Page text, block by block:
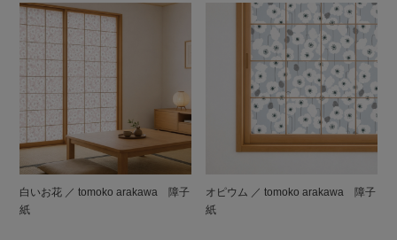
白いお花 ／ tomoko arakawa 障子
紙
オピウム ／ tomoko arakawa 障子
紙